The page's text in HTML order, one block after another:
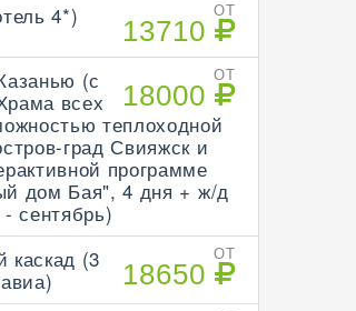
ОТ
13710
4*)
ОТ
18000
(с
всех
теплоходной
град Свияжск и
программе
дом Бая", 4 дня + ж/д
сентябрь)
ОТ
18650
каскад (3